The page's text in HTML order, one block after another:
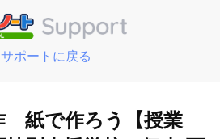
ポートに戻る
紙で作ろう【授業